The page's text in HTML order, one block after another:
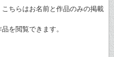
ちらはお名前と作品のみの掲載
を閲覧できます。